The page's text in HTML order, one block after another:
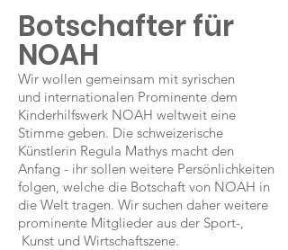
Botschafter für
NOAH
Wir wollen gemeinsam mit syrischen
und internationalen Prominente dem
Kinderhilfswerk NOAH weltweit eine
Stimme geben. Die schweizerische
Künstlerin Regula Mathys macht den
Anfang - ihr sollen weitere Persönlichkeiten
folgen, welche die Botschaft von NOAH in
die Welt tragen. Wir suchen daher weitere
prominente Mitglieder aus der Sport-,
Kunst und Wirtschaftszene.